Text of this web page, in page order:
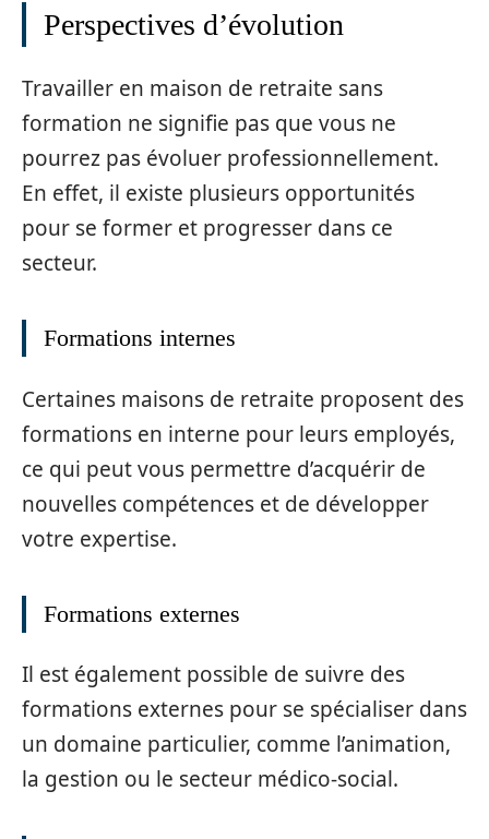
Perspectives d’évolution
Travailler en maison de retraite sans
formation ne signifie pas que vous ne
pourrez pas évoluer professionnellement.
En effet, il existe plusieurs opportunités
pour se former et progresser dans ce
secteur.
Formations internes
Certaines maisons de retraite proposent des
formations en interne pour leurs employés,
ce qui peut vous permettre d’acquérir de
nouvelles compétences et de développer
votre expertise.
Formations externes
Il est également possible de suivre des
formations externes pour se spécialiser dans
un domaine particulier, comme l’animation,
la gestion ou le secteur médico-social.